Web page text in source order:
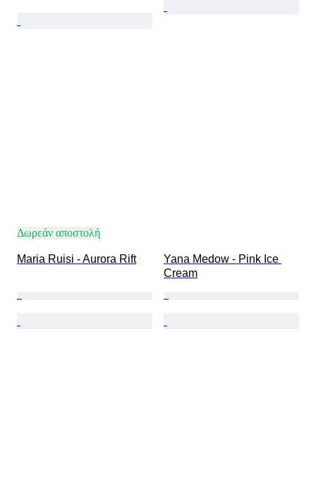
Δωρεάν αποστολή
Maria Ruisi - Aurora Rift
Yana Medow - Pink Ice
Cream